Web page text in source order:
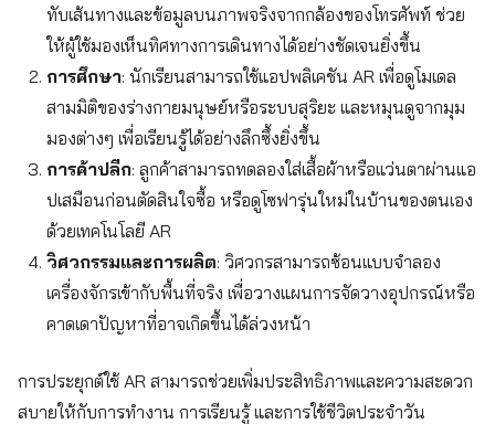
ทับเส้นทางและข้อมูลบนภาพจริงจากกล้องของโทรศัพท์ ช่วย
ให้ผู้ใช้มองเห็นทิศทางการเดินทางได้อย่างชัดเจนยิ่งขึ้น
การศึกษา: นักเรียนสามารถใช้แอปพลิเคชัน AR เพื่อดูโมเดล
สามมิติของร่างกายมนุษย์หรือระบบสุริยะ และหมุนดูจากมุม
มองต่างๆ เพื่อเรียนรู้ได้อย่างลึกซึ้งยิ่งขึ้น
การค้าปลีก: ลูกค้าสามารถทดลองใส่เสื้อผ้าหรือแว่นตาผ่านแอ
ปเสมือนก่อนตัดสินใจซื้อ หรือดูโซฟารุ่นใหม่ในบ้านของตนเอง
ด้วยเทคโนโลยี AR
วิศวกรรมและการผลิต: วิศวกรสามารถซ้อนแบบจำลอง
เครื่องจักรเข้ากับพื้นที่จริง เพื่อวางแผนการจัดวางอุปกรณ์หรือ
คาดเดาปัญหาที่อาจเกิดขึ้นได้ล่วงหน้า
การประยุกต์ใช้ AR สามารถช่วยเพิ่มประสิทธิภาพและความสะดวก
สบายให้กับการทำงาน การเรียนรู้ และการใช้ชีวิตประจำวัน